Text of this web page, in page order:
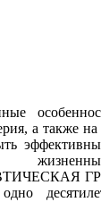
а также